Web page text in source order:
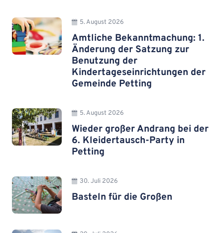
5. August 2026
Amtliche Bekanntmachung: 1.
Änderung der Satzung zur
Benutzung der
Kindertageseinrichtungen der
Gemeinde Petting
5. August 2026
Wieder großer Andrang bei der
6. Kleidertausch-Party in
Petting
30. Juli 2026
Basteln für die Großen